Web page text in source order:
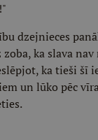
dzejnieces
ka slava
ka tieši šī
un lūko pēc